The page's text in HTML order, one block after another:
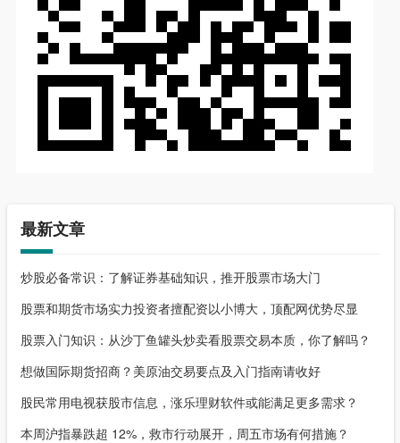
最新文章
炒股必备常识：了解证券基础知识，推开股票市场大门
股票和期货市场实力投资者擅配资以小博大，顶配网优势尽显
股票入门知识：从沙丁鱼罐头炒卖看股票交易本质，你了解吗？
想做国际期货招商？美原油交易要点及入门指南请收好
股民常用电视获股市信息，涨乐理财软件或能满足更多需求？
本周沪指暴跌超 12%，救市行动展开，周五市场有何措施？